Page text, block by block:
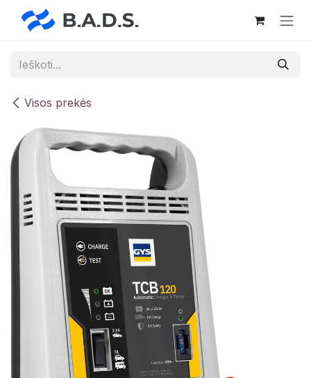
Skip to Content
Visos prekės